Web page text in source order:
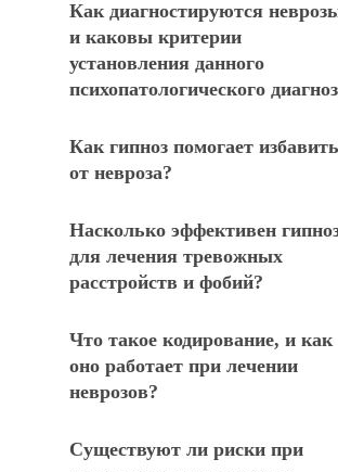
Как диагностируются
и каковы критерии
установления данного
психопатологического
Как гипноз помогает
от невроза?
Насколько эффективен
для лечения тревожных
расстройств и фобий?
Что такое кодирование, и как
оно работает при лечении
неврозов?
Существуют ли риски при